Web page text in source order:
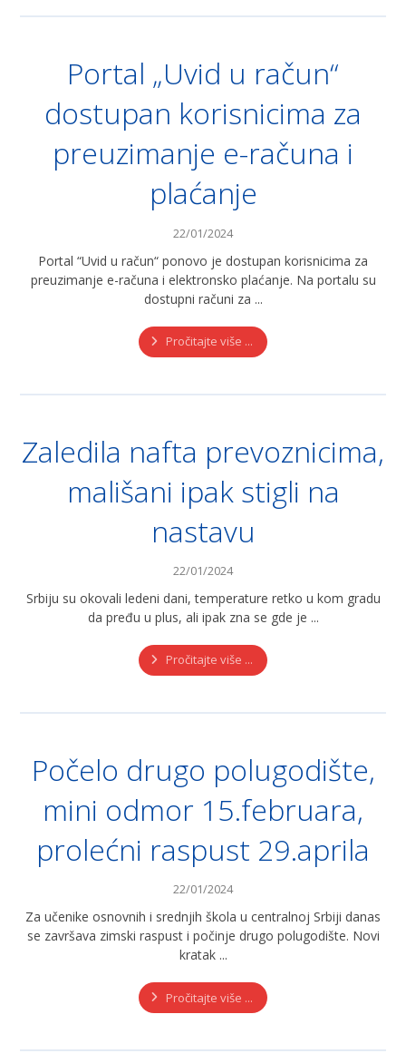
Portal „Uvid u račun“
dostupan korisnicima za
preuzimanje e-računa i
plaćanje
22/01/2024
Portal “Uvid u račun“ ponovo je dostupan korisnicima za
preuzimanje e-računa i elektronsko plaćanje. Na portalu su
dostupni računi za ...
Pročitajte više ...
Zaledila nafta prevoznicima,
mališani ipak stigli na
nastavu
22/01/2024
Srbiju su okovali ledeni dani, temperature retko u kom gradu
da pređu u plus, ali ipak zna se gde je ...
Pročitajte više ...
Počelo drugo polugodište,
mini odmor 15.februara,
prolećni raspust 29.aprila
22/01/2024
Za učenike osnovnih i srednjih škola u centralnoj Srbiji danas
se završava zimski raspust i počinje drugo polugodište. Novi
kratak ...
Pročitajte više ...